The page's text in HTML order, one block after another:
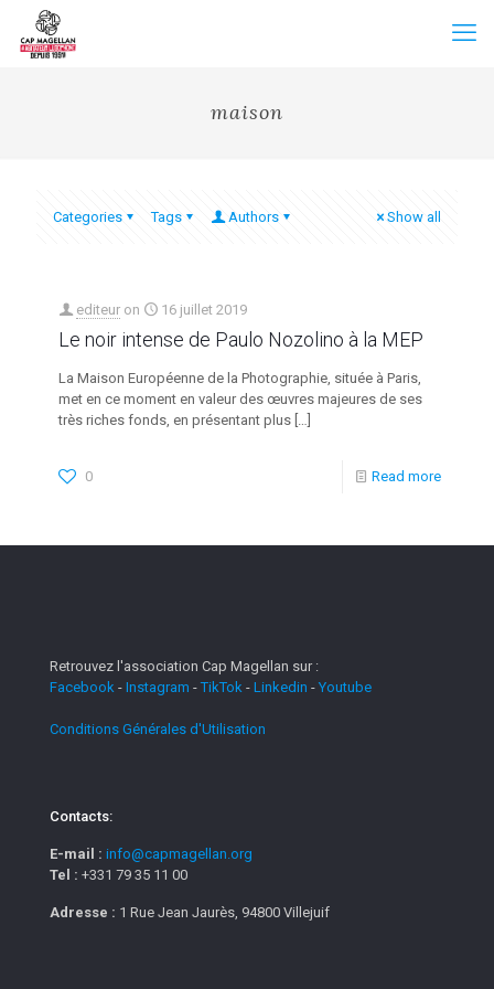
maison
Categories Tags Authors Show all
editeur on 16 juillet 2019
Le noir intense de Paulo Nozolino à la MEP
La Maison Européenne de la Photographie, située à Paris,
met en ce moment en valeur des œuvres majeures de ses
très riches fonds, en présentant plus […]
0 Read more
Retrouvez l'association Cap Magellan sur :
Facebook - Instagram -TikTok - Linkedin - Youtube
Conditions Générales d'Utilisation
Contacts:
E-mail : info@capmagellan.org
Tel : +331 79 35 11 00
Adresse : 1 Rue Jean Jaurès, 94800 Villejuif